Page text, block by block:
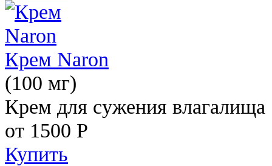
Крем Naron
(100 мг)
Крем для сужения влагалища
от 1500 Р
Купить